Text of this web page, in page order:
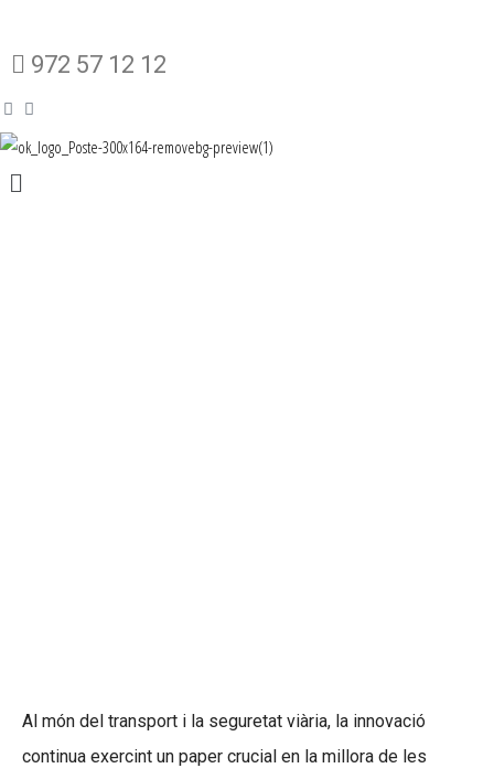
972 57 12 12
Al món del transport i la seguretat viària, la innovació
continua exercint un paper crucial en la millora de les